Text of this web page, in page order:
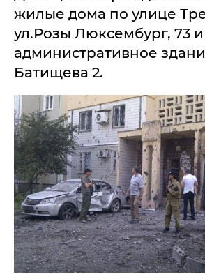
жилые дома по улице
ул.Розы Люксембург, 73 и
административное
Батищева 2.